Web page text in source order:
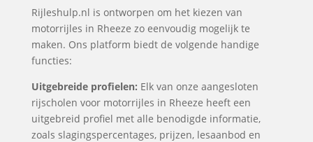
Rijleshulp.nl is ontworpen om het kiezen van
motorrijles in Rheeze zo eenvoudig mogelijk te
maken. Ons platform biedt de volgende handige
functies:
Uitgebreide profielen: Elk van onze aangesloten
rijscholen voor motorrijles in Rheeze heeft een
uitgebreid profiel met alle benodigde informatie,
zoals slagingspercentages, prijzen, lesaanbod en